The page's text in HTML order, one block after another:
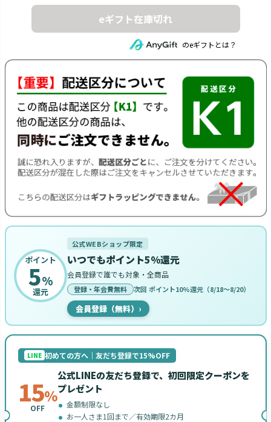
eギフト在庫切れ
のeギフトとは？
ポイント
5%
還元
公式WEBショップ限定
いつでもポイント5%還元
会員登録で誰でも対象・全商品
登録・年会費無料 次回 ポイント10%還元（8/18〜8/20）
会員登録（無料） ›
LINE 初めての方へ｜友だち登録で15%OFF
15%
OFF
公式LINEの友だち登録で、初回限定クーポンを
プレゼント
金額制限なし
お一人さま1回まで／有効期限2カ月